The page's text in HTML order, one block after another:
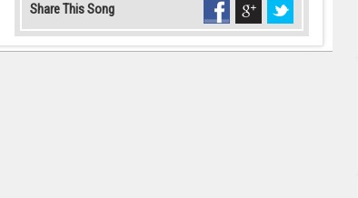
Share This Song